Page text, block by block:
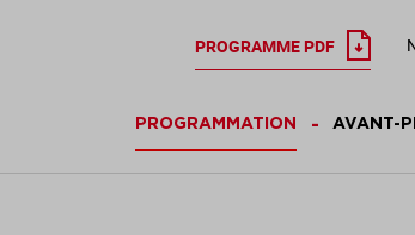
PROGRAMME PDF
PROGRAMMATION AVANT-